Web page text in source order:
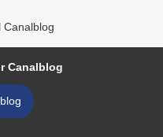
Canalblog
Canalblog